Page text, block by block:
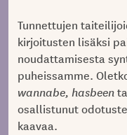
Tunnettujen
kirjoitusten lisäksi
noudattamisesta
puheissamme.
wannabe, hasbeen
osallistunut
kaavaa.